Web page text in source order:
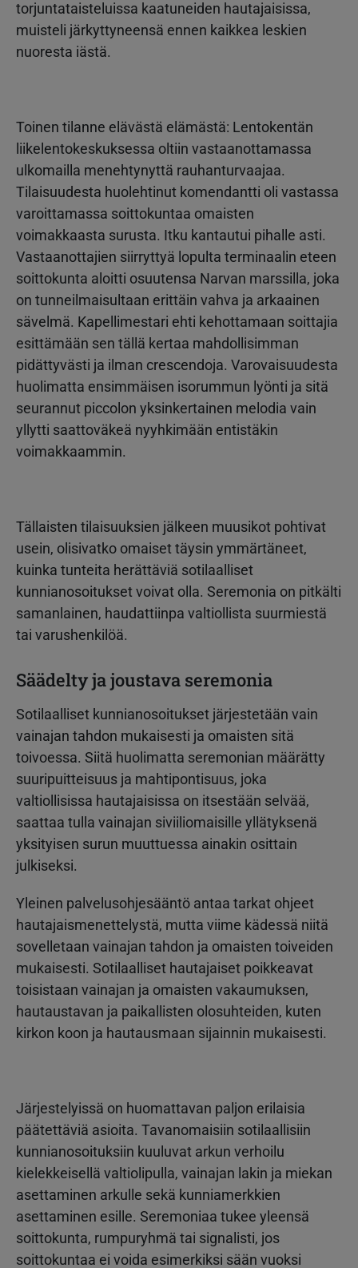
torjuntataisteluissa kaatuneiden hautajaisissa,
muisteli järkyttyneensä ennen kaikkea leskien
nuoresta iästä.
Toinen tilanne elävästä elämästä: Lentokentän
liikelentokeskuksessa oltiin vastaanottamassa
ulkomailla menehtynyttä rauhanturvaajaa.
Tilaisuudesta huolehtinut komendantti oli vastassa
varoittamassa soittokuntaa omaisten
voimakkaasta surusta. Itku kantautui pihalle asti.
Vastaanottajien siirryttyä lopulta terminaalin eteen
soittokunta aloitti osuutensa Narvan marssilla, joka
on tunneilmaisultaan erittäin vahva ja arkaainen
sävelmä. Kapellimestari ehti kehottamaan soittajia
esittämään sen tällä kertaa mahdollisimman
pidättyvästi ja ilman crescendoja. Varovaisuudesta
huolimatta ensimmäisen isorummun lyönti ja sitä
seurannut piccolon yksinkertainen melodia vain
yllytti saattoväkeä nyyhkimään entistäkin
voimakkaammin.
Tällaisten tilaisuuksien jälkeen muusikot pohtivat
usein, olisivatko omaiset täysin ymmärtäneet,
kuinka tunteita herättäviä sotilaalliset
kunnianosoitukset voivat olla. Seremonia on pitkälti
samanlainen, haudattiinpa valtiollista suurmiestä
tai varushenkilöä.
Säädelty ja joustava seremonia
Sotilaalliset kunnianosoitukset järjestetään vain
vainajan tahdon mukaisesti ja omaisten sitä
toivoessa. Siitä huolimatta seremonian määrätty
suuripuitteisuus ja mahtipontisuus, joka
valtiollisissa hautajaisissa on itsestään selvää,
saattaa tulla vainajan siviiliomaisille yllätyksenä
yksityisen surun muuttuessa ainakin osittain
julkiseksi.
Yleinen palvelusohjesääntö antaa tarkat ohjeet
hautajaismenettelystä, mutta viime kädessä niitä
sovelletaan vainajan tahdon ja omaisten toiveiden
mukaisesti. Sotilaalliset hautajaiset poikkeavat
toisistaan vainajan ja omaisten vakaumuksen,
hautaustavan ja paikallisten olosuhteiden, kuten
kirkon koon ja hautausmaan sijainnin mukaisesti.
Järjestelyissä on huomattavan paljon erilaisia
päätettäviä asioita. Tavanomaisiin sotilaallisiin
kunnianosoituksiin kuuluvat arkun verhoilu
kielekkeisellä valtiolipulla, vainajan lakin ja miekan
asettaminen arkulle sekä kunniamerkkien
asettaminen esille. Seremoniaa tukee yleensä
soittokunta, rumpuryhmä tai signalisti, jos
soittokuntaa ei voida esimerkiksi sään vuoksi